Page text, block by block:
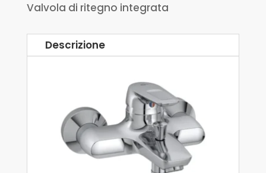
Valvola di ritegno integrata
Descrizione